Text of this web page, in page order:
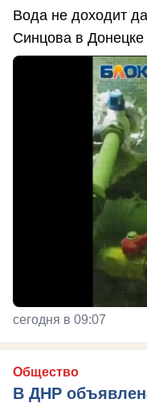
Вода не доходит
Синцова в Донецке
сегодня в 09:07
Общество
В ДНР